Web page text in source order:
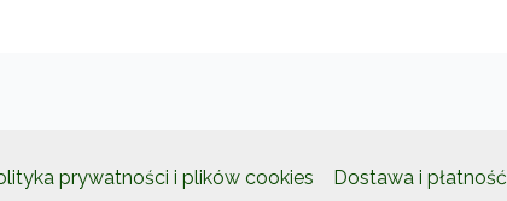
prywatności i plików cookies Dostawa i płatność